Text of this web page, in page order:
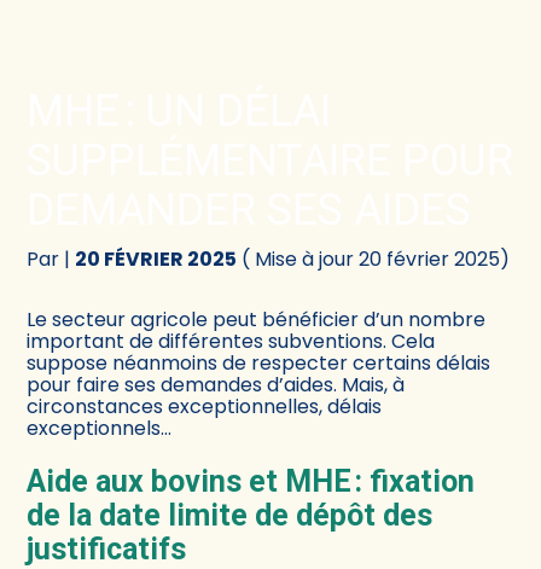
Être prêt pour la facturation électronique
Juridique
Audit
Conseil
Par | 20 FÉVRIER 2025 ( Mise à jour 20 février 2025)
Le secteur agricole peut bénéficier d’un nombre
important de différentes subventions. Cela
suppose néanmoins de respecter certains délais
pour faire ses demandes d’aides. Mais, à
circonstances exceptionnelles, délais
exceptionnels…
Aide aux bovins et MHE : fixation
de la date limite de dépôt des
justificatifs